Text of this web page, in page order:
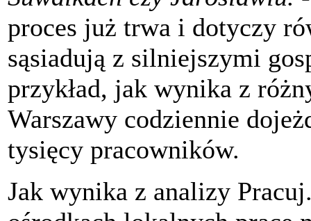
proces już trwa i dotyczy
sąsiadują z silniejszymi
przykład, jak wynika z
Warszawy codziennie
tysięcy pracowników.
Jak wynika z analizy